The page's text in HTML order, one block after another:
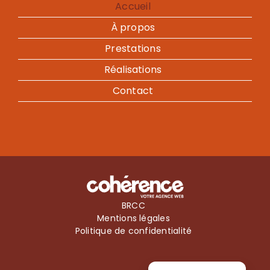
Accueil
À propos
Prestations
Réalisations
Contact
BRCC
Mentions légales
Politique de confidentialité